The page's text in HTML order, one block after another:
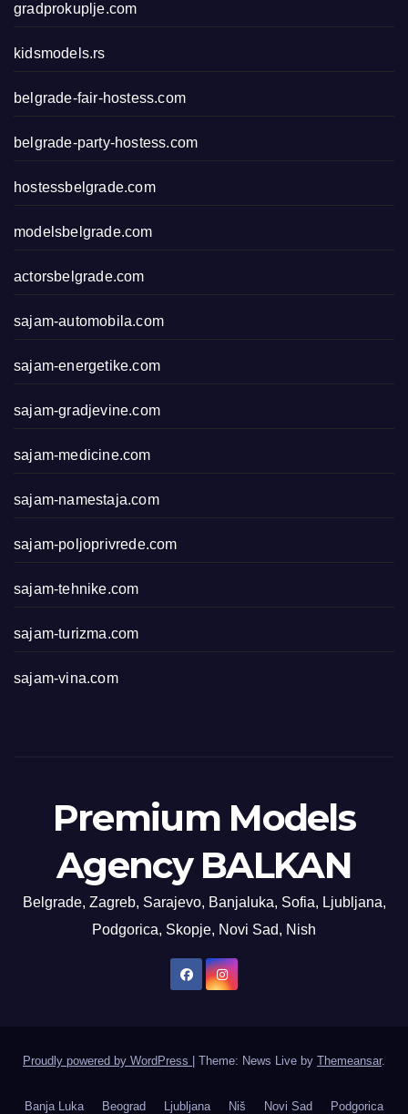
gradprokuplje.com
kidsmodels.rs
belgrade-fair-hostess.com
belgrade-party-hostess.com
hostessbelgrade.com
modelsbelgrade.com
actorsbelgrade.com
sajam-automobila.com
sajam-energetike.com
sajam-gradjevine.com
sajam-medicine.com
sajam-namestaja.com
sajam-poljoprivrede.com
sajam-tehnike.com
sajam-turizma.com
sajam-vina.com
Premium Models
Agency BALKAN
Belgrade, Zagreb, Sarajevo, Banjaluka, Sofia, Ljubljana,
Podgorica, Skopje, Novi Sad, Nish
Proudly powered by WordPress Theme: News Live by Themeansar.
Banja Luka Beograd Ljubljana Niš Novi Sad Podgorica